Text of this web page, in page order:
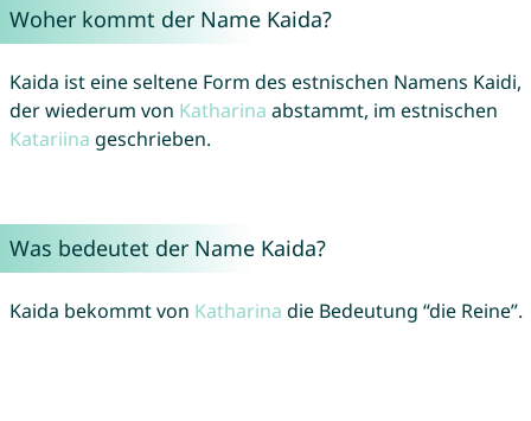
Woher kommt der Name Kaida?
Kaida ist eine seltene Form des estnischen Namens Kaidi,
der wiederum von Katharina abstammt, im estnischen
Katariina geschrieben.
Was bedeutet der Name Kaida?
Kaida bekommt von Katharina die Bedeutung “die Reine”.